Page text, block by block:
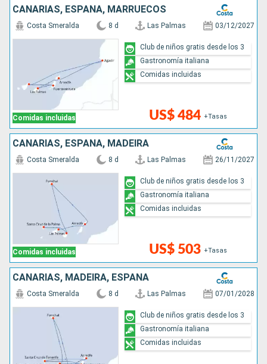
CANARIAS, ESPAÑA, MARRUECOS
Comidas incluidas
Costa Smeralda 8 d Las Palmas 03/12/2027
US$ 484 +Tasas
Club de niños gratis desde los 3
Gastronomía italiana
Comidas incluidas
CANARIAS, ESPAÑA, MADEIRA
Comidas incluidas
Costa Smeralda 8 d Las Palmas 26/11/2027
US$ 503 +Tasas
Club de niños gratis desde los 3
Gastronomía italiana
Comidas incluidas
CANARIAS, MADEIRA, ESPAÑA
Costa Smeralda 8 d Las Palmas 07/01/2028
Club de niños gratis desde los 3
Gastronomía italiana
Comidas incluidas